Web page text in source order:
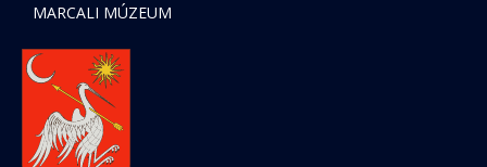
MARCALI MÚZEUM